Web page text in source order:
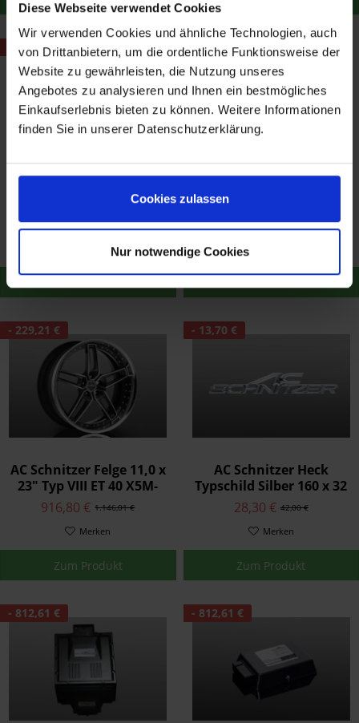
Diese Webseite verwendet Cookies
Wir verwenden Cookies und ähnliche Technologien, auch
von Drittanbietern, um die ordentliche Funktionsweise der
Website zu gewährleisten, die Nutzung unseres
Angebotes zu analysieren und Ihnen ein bestmögliches
Einkaufserlebnis bieten zu können. Weitere Informationen
finden Sie in unserer Datenschutzerklärung.
Cookies zulassen
Nur notwendige Cookies
- 200,20 €
22" Typ VIII ET 36,5 X5M-
E70 Vorderachse
1.001,00 €
800,80 €
- 229,21 €
23" Typ VIII ET 40 X5-E70
1.146,01 €
916,80 €
- 229,21 €
AC Schnitzer Felge 11,0 x
23" Typ VIII ET 40 X5M-
E701.146,01 €
916,80 €
Merken
Zum Produkt
- 13,70 €
AC Schnitzer Heck
Typschild Silber 160 x 32
mm für BMW
42,00 €
28,30 €
Merken
Zum Produkt
- 812,61 € - 812,61 €